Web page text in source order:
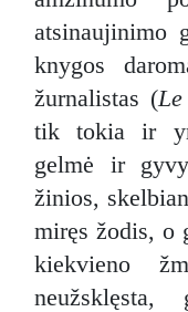
atsinaujinimo
knygos
žurnalistas (
tik tokia ir
gelmė ir
žinios,
miręs žodis, o
kiekvieno
neužsklęsta,